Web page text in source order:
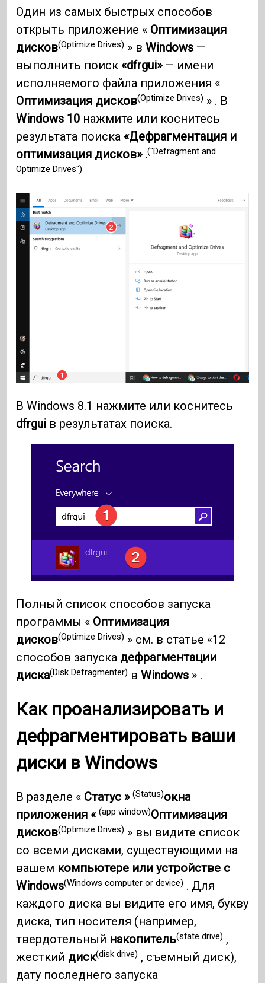
Один из самых быстрых способов
открыть приложение « Оптимизация
дисков(Optimize Drives) » вWindows —
выполнить поиск «dfrgui»— имени
исполняемого файла приложения «
Оптимизация дисков(Optimize Drives) » . В
Windows 10 нажмите или коснитесь
результата поиска «Дефрагментация и
оптимизация дисков» .("Defragment and
Optimize Drives")
В Windows 8.1 нажмите или коснитесь
dfrgui в результатах поиска.
Полный список способов запуска
программы « Оптимизация
дисков(Optimize Drives) » см. в статье «12
способов запуска дефрагментации
диска(Disk Defragmenter) вWindows » .
Как проанализировать и
дефрагментировать ваши
диски вWindows
В разделе « Статус »(Status)окна
приложения «(app window)Оптимизация
дисков(Optimize Drives) » вы видите список
со всеми дисками, существующими на
вашем компьютере или устройстве с
Windows(Windows computer or device) . Для
каждого диска вы видите его имя, букву
диска, тип носителя (например,
твердотельный накопитель(state drive) ,
жесткий диск(disk drive) , съемный диск),
дату последнего запуска